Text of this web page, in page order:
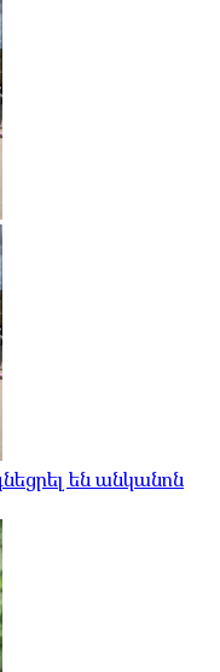
են անկանոն